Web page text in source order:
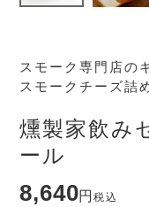
スモーク専門店の
スモークチーズ詰
燻製家飲み
ール
8,640 税込